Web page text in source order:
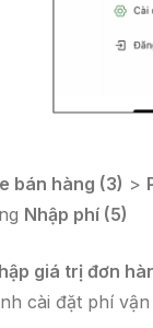
bán hàng (3) >
Nhập phí (5)
giá trị đơn
cài đặt phí